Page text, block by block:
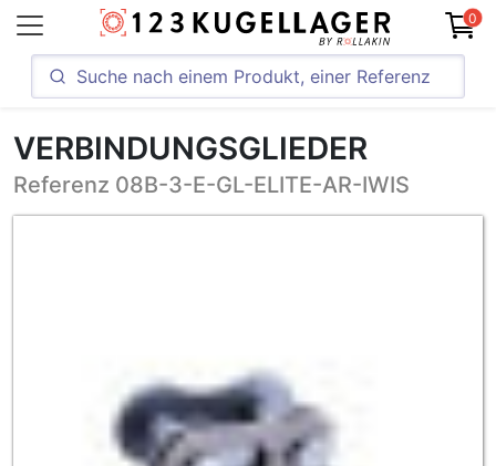
0
VERBINDUNGSGLIEDER
Referenz 08B-3-E-GL-ELITE-AR-IWIS